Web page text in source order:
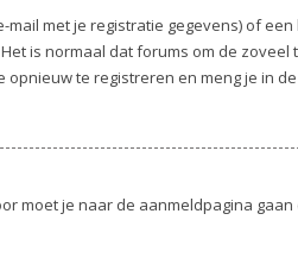
met je registratie gegevens) of
is normaal dat forums om de zoveel
te registreren en meng je in
moet je naar de aanmeldpagina